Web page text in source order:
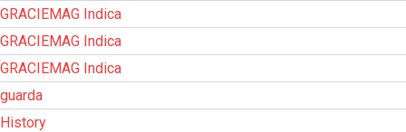
GRACIEMAG Indica
GRACIEMAG Indica
GRACIEMAG Indica
guarda
History